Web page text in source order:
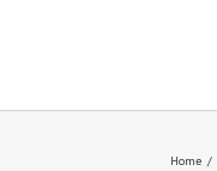
Home /